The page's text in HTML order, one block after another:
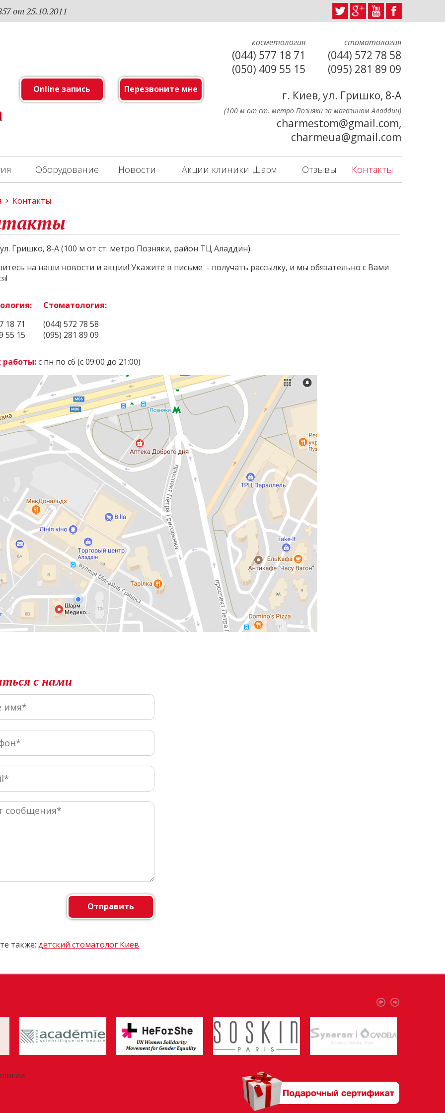
от 25.10.2011
Online запись Перезвоните мне
косметология
(044) 577 18 71
(050) 409 55 15
стоматология
(044) 572 78 58
(095) 281 89 09
г. Киев, ул. Гришко, 8-А
(100 м от ст. метро Позняки за магазином Аладдин)
charmestom@gmail.com,
charmeua@gmail.com
Оборудование Новости Акции клиники Шарм Отзывы Контакты
Контакты
Гришко, 8-А (100 м от ст. метро Позняки, район ТЦ Аладдин).
на наши новости и акции! Укажите в письме - получать рассылку, и мы обязательно с Вами
18 71
55 15
Стоматология:
(044) 572 78 58
(095) 281 89 09
работы:с пн по сб (с 09:00 до 21:00)
с нами
Отправить
также: детский стоматолог Киев